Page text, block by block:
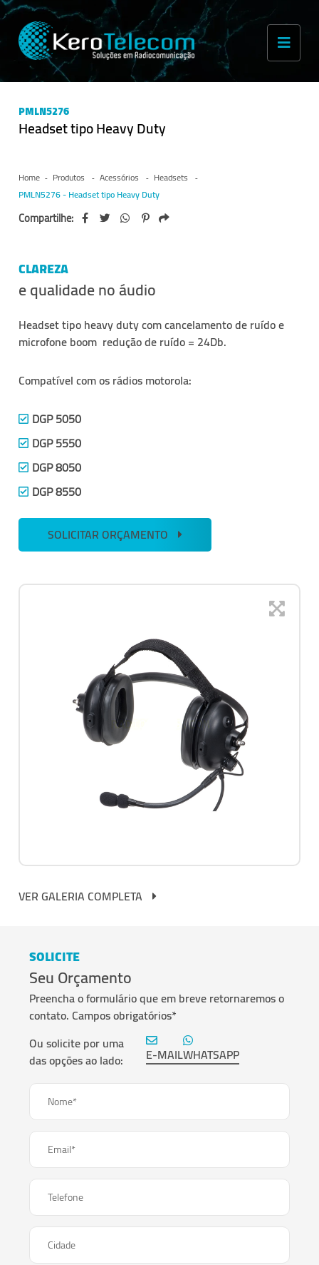
PMLN5276
Headset tipo Heavy Duty
Home Produtos Acessórios
Headsets
PMLN5276 - Headset tipo Heavy Duty
Compartilhe:
CLAREZA
e qualidade no áudio
Headset tipo heavy duty com cancelamento de ruído e
microfone boom redução de ruído = 24Db.
Compatível com os rádios motorola:
DGP 5050
DGP 5550
DGP 8050
DGP 8550
SOLICITAR ORÇAMENTO
VER GALERIA COMPLETA
SOLICITE
Seu Orçamento
Preencha o formulário que em breve retornaremos o
contato. Campos obrigatórios*
Ou solicite por uma
das opções ao lado:
E-MAILWHATSAPP
Nome*
Email*
Telefone
Cidade